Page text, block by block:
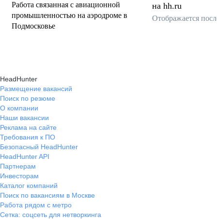
Работа связанная с авиационной
промышленностью на аэродроме в
Подмосковье
на hh.ru
Отображается
HeadHunter
Размещение вакансий
Поиск по резюме
О компании
Наши вакансии
Реклама на сайте
Требования к ПО
Безопасный HeadHunter
HeadHunter API
Партнерам
Инвесторам
Каталог компаний
Поиск по вакансиям в Москве
Работа рядом с метро
Сетка: соцсеть для нетворкинга